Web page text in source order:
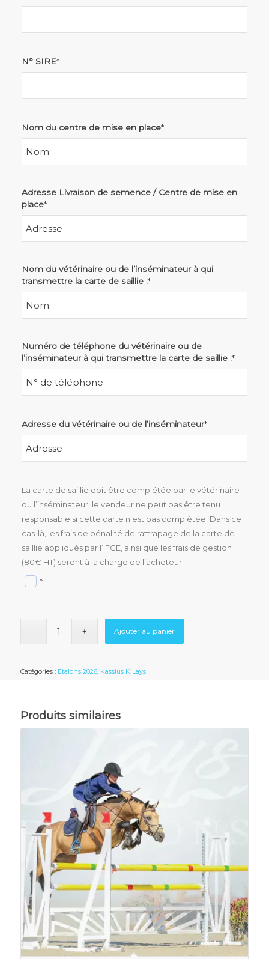
N° SIRE*
Nom du centre de mise en place*
Adresse Livraison de semence / Centre de mise en
place*
Nom du vétérinaire ou de l’inséminateur à qui
transmettre la carte de saillie :*
Numéro de téléphone du vétérinaire ou de
l’inséminateur à qui transmettre la carte de saillie :*
Adresse du vétérinaire ou de l’inséminateur*
La carte de saillie doit être complétée par le vétérinaire
ou l’inséminateur, le vendeur ne peut pas être tenu
responsable si cette carte n’est pas complétée. Dans ce
cas-là, les frais de pénalité de rattrapage de la carte de
saillie appliqués par l’IFCE, ainsi que les frais de gestion
(80€ HT) seront à la charge de l’acheteur.
*
Ajouter au panier
Catégories : Etalons 2026, Kassius K'Lays
Produits similaires